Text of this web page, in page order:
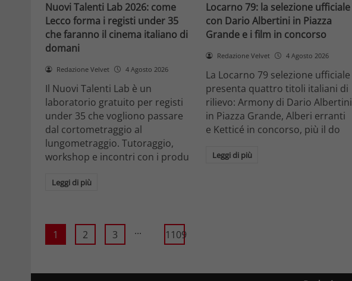
Nuovi Talenti Lab 2026: come
Lecco forma i registi under 35
che faranno il cinema italiano di
domani
Redazione Velvet 4 Agosto 2026
Il Nuovi Talenti Lab è un
laboratorio gratuito per registi
under 35 che vogliono passare
dal cortometraggio al
lungometraggio. Tutoraggio,
workshop e incontri con i produ
Leggi di più
Locarno 79: la selezione ufficiale
con Dario Albertini in Piazza
Grande e i film in concorso
Redazione Velvet 4 Agosto 2026
La Locarno 79 selezione ufficiale
presenta quattro titoli italiani di
rilievo: Armony di Dario Albertini
in Piazza Grande, Alberi erranti
e Ketticé in concorso, più il do
Leggi di più
1 2 3 ... 1109